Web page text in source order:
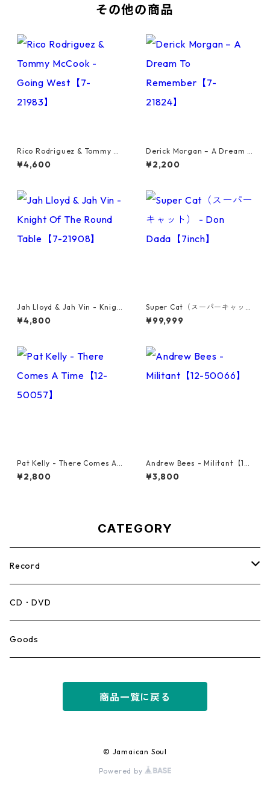
その他の商品
Rico Rodriguez & Tommy Mc
Cook - Going West【7-2198
3】
¥4,600
Derick Morgan – A Dream T
o Remember【7-21824】
¥2,200
Jah Lloyd & Jah Vin - Knigh
t Of The Round Table【7-21
908】
¥4,800
Super Cat（スーパーキャッ
ト） - Don Dada【7inch】
¥99,999
Pat Kelly - There Comes A T
ime【12-50057】
¥2,800
Andrew Bees ‎- Militant【12-
50066】
¥3,800
CATEGORY
Record
Mento,Calypso,Ballad
Ska
CD・DVD
Goods
商品一覧に戻る
© Jamaican Soul
Powered by